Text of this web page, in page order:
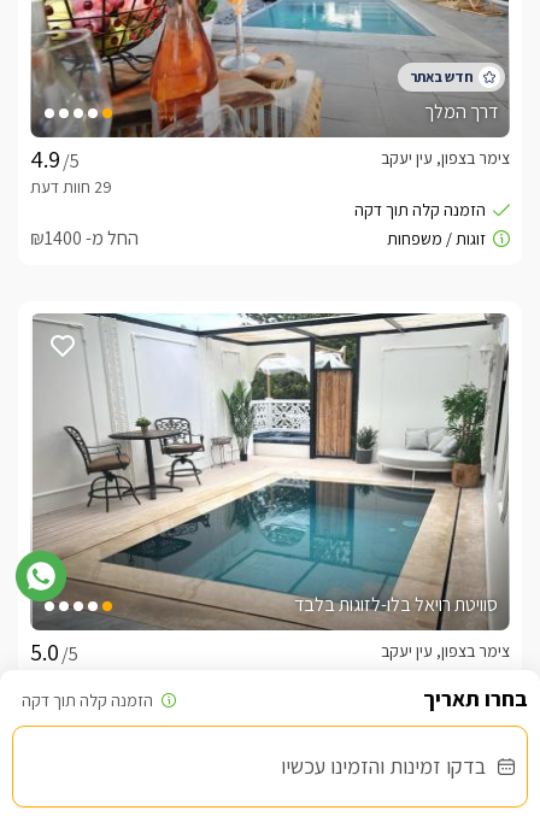
בדקו זמינות והזמינו עכשיו
דרך המלך
/5
צימר בצפון, עין יעקב
החל מ- ₪1400
סוויטת רויאל בלו-לזוגות בלבד
/5
צימר בצפון, עין יעקב
החל מ- ₪1500
סוויטה מבודדת עם בריכה וגקוזי פרטיים